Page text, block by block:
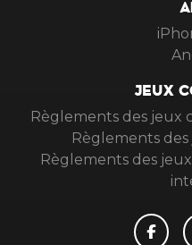
JEUX
Règlements des jeux
Règlements
Règlements des